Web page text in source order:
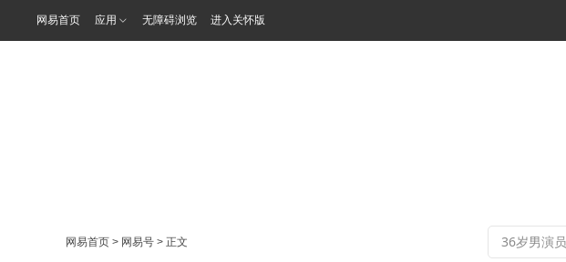
网易首页 应用 无障碍浏览 进入关怀版
网易首页 > 网易号 > 正文